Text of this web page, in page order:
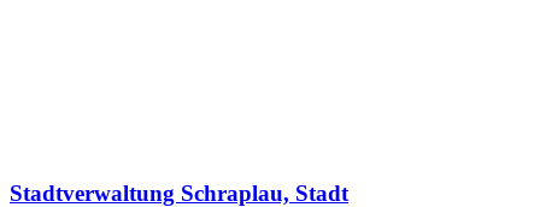
Stadtverwaltung Schraplau, Stadt